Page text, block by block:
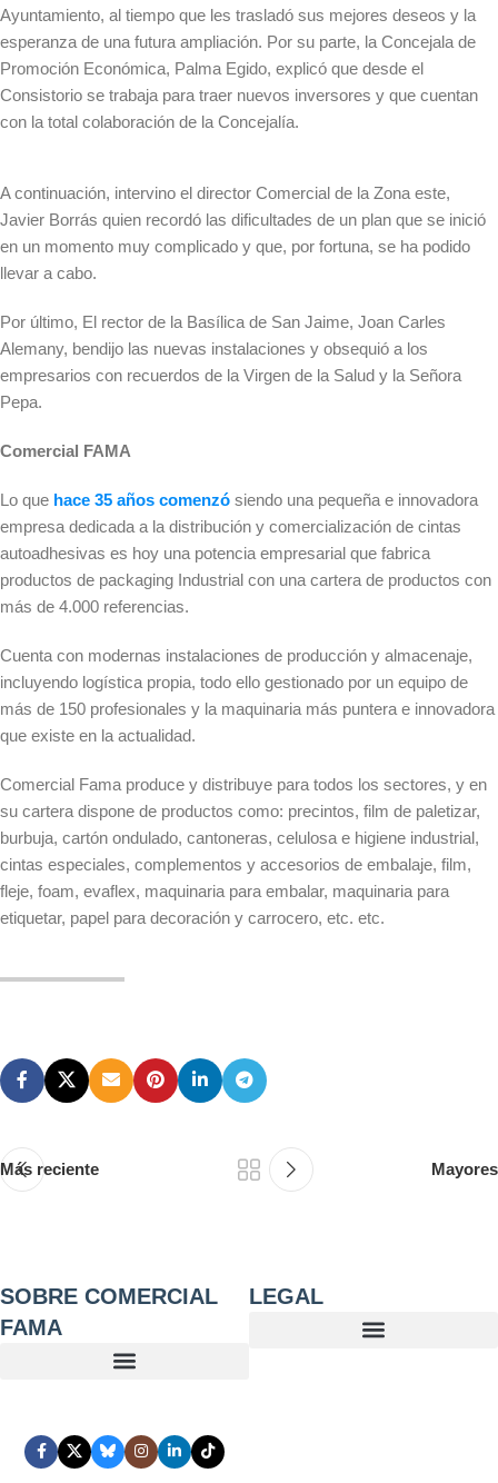
Ayuntamiento, al tiempo que les trasladó sus mejores deseos y la
esperanza de una futura ampliación. Por su parte, la Concejala de
Promoción Económica, Palma Egido, explicó que desde el
Consistorio se trabaja para traer nuevos inversores y que cuentan
con la total colaboración de la Concejalía.
A continuación, intervino el director Comercial de la Zona este,
Javier Borrás quien recordó las dificultades de un plan que se inició
en un momento muy complicado y que, por fortuna, se ha podido
llevar a cabo.
Por último, El rector de la Basílica de San Jaime, Joan Carles
Alemany, bendijo las nuevas instalaciones y obsequió a los
empresarios con recuerdos de la Virgen de la Salud y la Señora
Pepa.
Comercial FAMA
Lo que hace 35 años comenzó siendo una pequeña e innovadora
empresa dedicada a la distribución y comercialización de cintas
autoadhesivas es hoy una potencia empresarial que fabrica
productos de packaging Industrial con una cartera de productos con
más de 4.000 referencias.
Cuenta con modernas instalaciones de producción y almacenaje,
incluyendo logística propia, todo ello gestionado por un equipo de
más de 150 profesionales y la maquinaria más puntera e innovadora
que existe en la actualidad.
Comercial Fama produce y distribuye para todos los sectores, y en
su cartera dispone de productos como: precintos, film de paletizar,
burbuja, cartón ondulado, cantoneras, celulosa e higiene industrial,
cintas especiales, complementos y accesorios de embalaje, film,
fleje, foam, evaflex, maquinaria para embalar, maquinaria para
etiquetar, papel para decoración y carrocero, etc. etc.
Más reciente Mayores
SOBRE COMERCIAL
FAMA
LEGAL